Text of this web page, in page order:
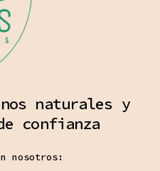
naturales y
confianza
nosotros: